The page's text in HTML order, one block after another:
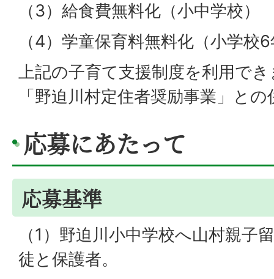
（3）給食費無料化（小中学校）
（4）学童保育料無料化（小学校
上記の子育て支援制度を利用で
「野迫川村定住者奨励事業」と
応募にあたって
応募基準
（1）野迫川小中学校へ山村親子
徒と保護者。